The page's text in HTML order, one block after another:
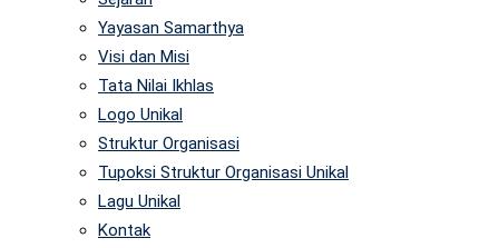
Yayasan Samarthya
Visi dan Misi
Tata Nilai Ikhlas
Logo Unikal
Struktur Organisasi
Tupoksi Struktur Organisasi Unikal
Lagu Unikal
Kontak